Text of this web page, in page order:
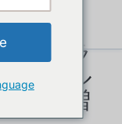
プトラ
ンタル
達が増